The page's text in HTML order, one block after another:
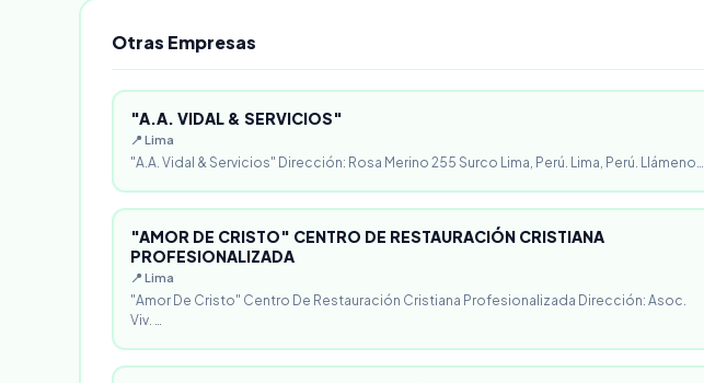
Otras Empresas
"A.A. VIDAL & SERVICIOS"
📍 Lima
"A.A. Vidal & Servicios" Dirección: Rosa Merino 255 Surco Lima, Perú. Lima, Perú. Llámeno…
"AMOR DE CRISTO" CENTRO DE RESTAURACIÓN CRISTIANA
PROFESIONALIZADA
📍 Lima
"Amor De Cristo" Centro De Restauración Cristiana Profesionalizada Dirección: Asoc.
Viv. …